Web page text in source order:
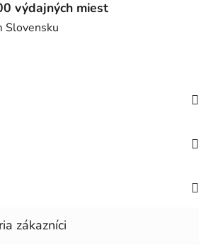
výdajných miest
Slovensku